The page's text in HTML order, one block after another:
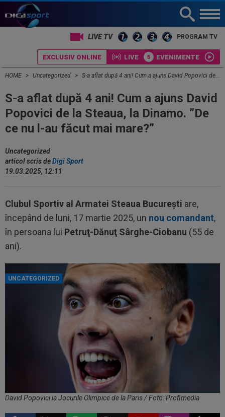
LIVE TV PROGRAM TV
EXCLUSIV ONLINE LIVE EVENIMENTE
HOME Uncategorized S-a aflat după 4 ani! Cum a ajuns David Popovici de la Steaua, la Dinamo. ”De ce nu l-au făcut mai mare?”
S-a aflat după 4 ani! Cum a ajuns David
Popovici de la Steaua, la Dinamo. ”De
ce nu l-au făcut mai mare?”
Uncategorized
articol scris deDigi Sport
19.03.2025, 12:11
Clubul Sportiv al Armatei Steaua București are,
începând de luni, 17 martie 2025, un nou comandant,
în persoana lui Petruţ-Dănuţ Sârghe-Ciobanu (55 de
ani).
UNCATEGORIZED
David Popovici la Jocurile Olimpice de la Paris / Foto: Profimedia